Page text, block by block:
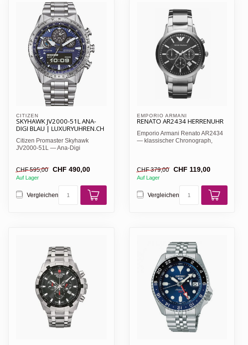
CITIZEN
SKYHAWK JV2000-51L ANA-
DIGI BLAU | LUXURYUHREN.CH
Citizen Promaster Skyhawk
JV2000-51L — Ana-Digi
CHF 595,00 CHF 490,00
Auf Lager
Vergleichen
EMPORIO ARMANI
RENATO AR2434 HERRENUHR
Emporio Armani Renato AR2434
— klassischer Chronograph,
CHF 379,00 CHF 119,00
Auf Lager
Vergleichen